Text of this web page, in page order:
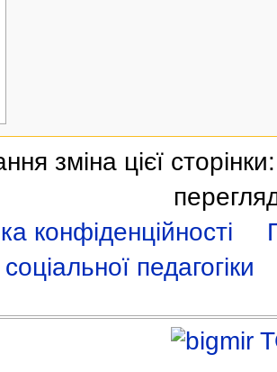
зміна цієї
конфіденційності
соціальної педагогіки